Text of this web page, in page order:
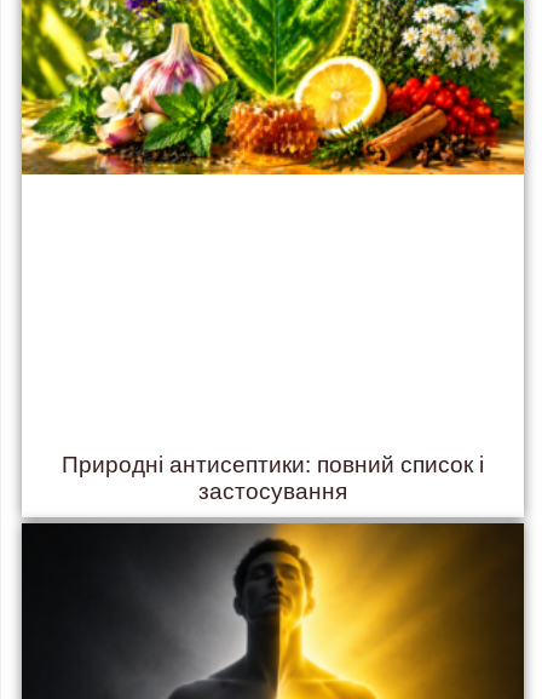
Природні антисептики: повний список і
застосування